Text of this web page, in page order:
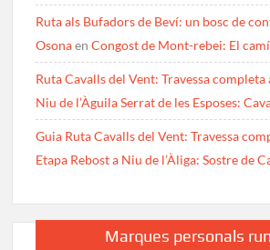
Ruta als Bufadors de Beví: un bosc de
OsonaenCongost de Mont-rebei: El
Ruta Cavalls del Vent: Travessa
Niu de l’Àguila Serrat de les Esposes:
Guia Ruta Cavalls del Vent: Travessa
Etapa Rebost a Niu de l’Àliga: Sostre de
Marques personals